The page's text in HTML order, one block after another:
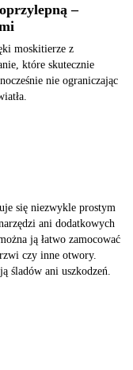
–
moskitierze z
które skutecznie
nie ograniczając
się niezwykle prostym
ani dodatkowych
ją łatwo zamocować
czy inne otwory.
śladów ani uszkodzeń.